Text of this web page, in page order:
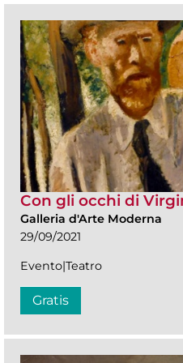
Con gli occhi di
Galleria d'Arte Moderna
29/09/2021
Evento|Teatro
Gratis